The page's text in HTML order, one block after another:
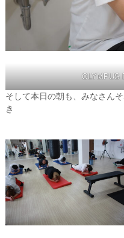
OLYMPUS
そして本日の朝も、みなさん
き